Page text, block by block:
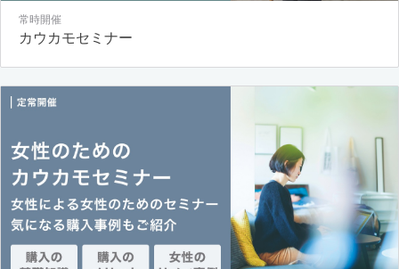
常時開催
カウカモセミナー